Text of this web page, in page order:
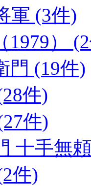
軍 (3件)
1979）
門 (19件)
件)
件)
十手無
件)